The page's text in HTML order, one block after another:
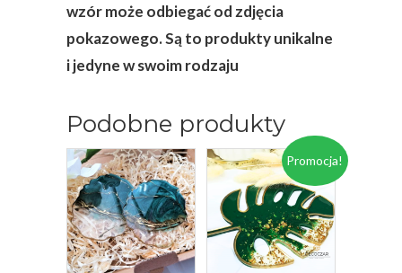
wzór może odbiegać od zdjęcia
pokazowego. Są to produkty unikalne
i jedyne w swoim rodzaju
Podobne produkty
Promocja!